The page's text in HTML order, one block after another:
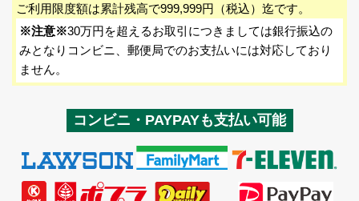
ご利用限度額は累計残高で999,999円（税込）迄です。
※注意※30万円を超えるお取引につきましては銀行振込の
みとなりコンビニ、郵便局でのお支払いには対応しており
ません。
コンビニ・PAYPAYも支払い可能